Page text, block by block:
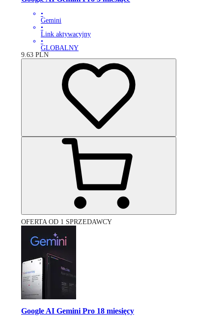
•
Gemini
•
Link aktywacyjny
•
GLOBALNY
9.63 PLN
OFERTA OD 1 SPRZEDAWCY
Google AI Gemini Pro 18 miesięcy